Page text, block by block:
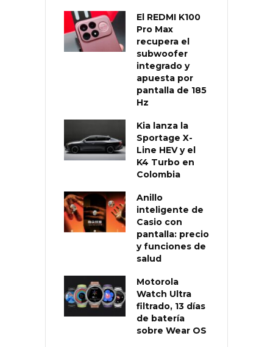
El REDMI K100
Pro Max
recupera el
subwoofer
integrado y
apuesta por
pantalla de 185
Hz
Kia lanza la
Sportage X-
Line HEV y el
K4 Turbo en
Colombia
Anillo
inteligente de
Casio con
pantalla: precio
y funciones de
salud
Motorola
Watch Ultra
filtrado, 13 días
de batería
sobre Wear OS